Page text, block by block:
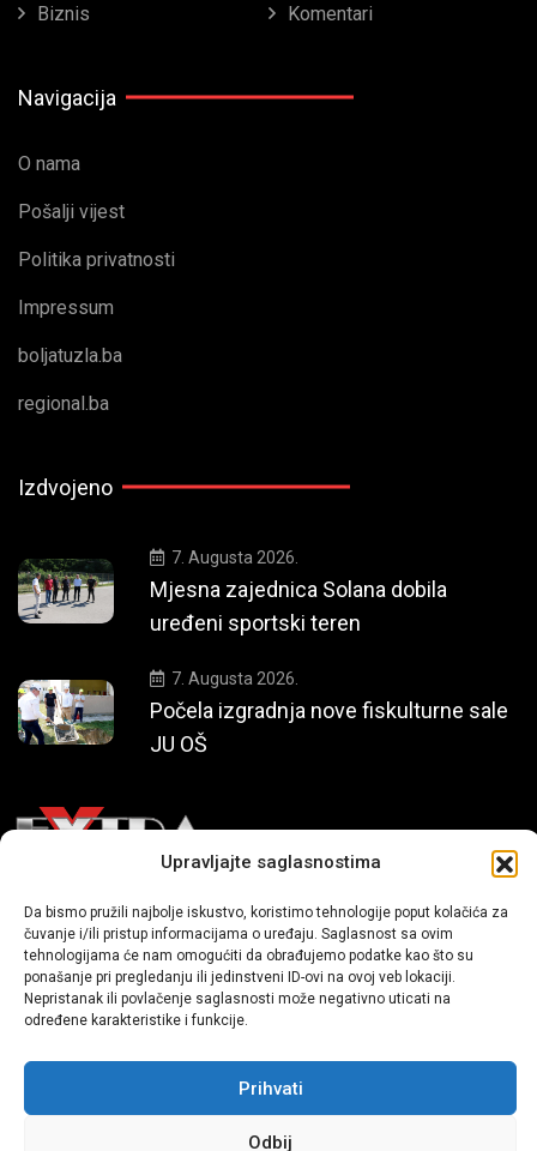
Upravljajte saglasnostima
Da bismo pružili najbolje iskustvo, koristimo tehnologije poput kolačića za
čuvanje i/ili pristup informacijama o uređaju. Saglasnost sa ovim
tehnologijama će nam omogućiti da obrađujemo podatke kao što su
ponašanje pri pregledanju ili jedinstveni ID-ovi na ovoj veb lokaciji.
Nepristanak ili povlačenje saglasnosti može negativno uticati na
određene karakteristike i funkcije.
Prihvati
Odbij
Biznis Komentari
Navigacija
O nama
Pošalji vijest
Politika privatnosti
Impressum
boljatuzla.ba
regional.ba
Izdvojeno
7. Augusta 2026.
Mjesna zajednica Solana dobila
uređeni sportski teren
7. Augusta 2026.
Počela izgradnja nove fiskulturne sale
JU OŠ
Mi smo moderni portal zabavnog karaktera koji donosi vijesti i
priče iz života, svijeta showbiza, lifestyle-a i popularne kulture.
Sva prava zadržana | extra.ba by profm.ba